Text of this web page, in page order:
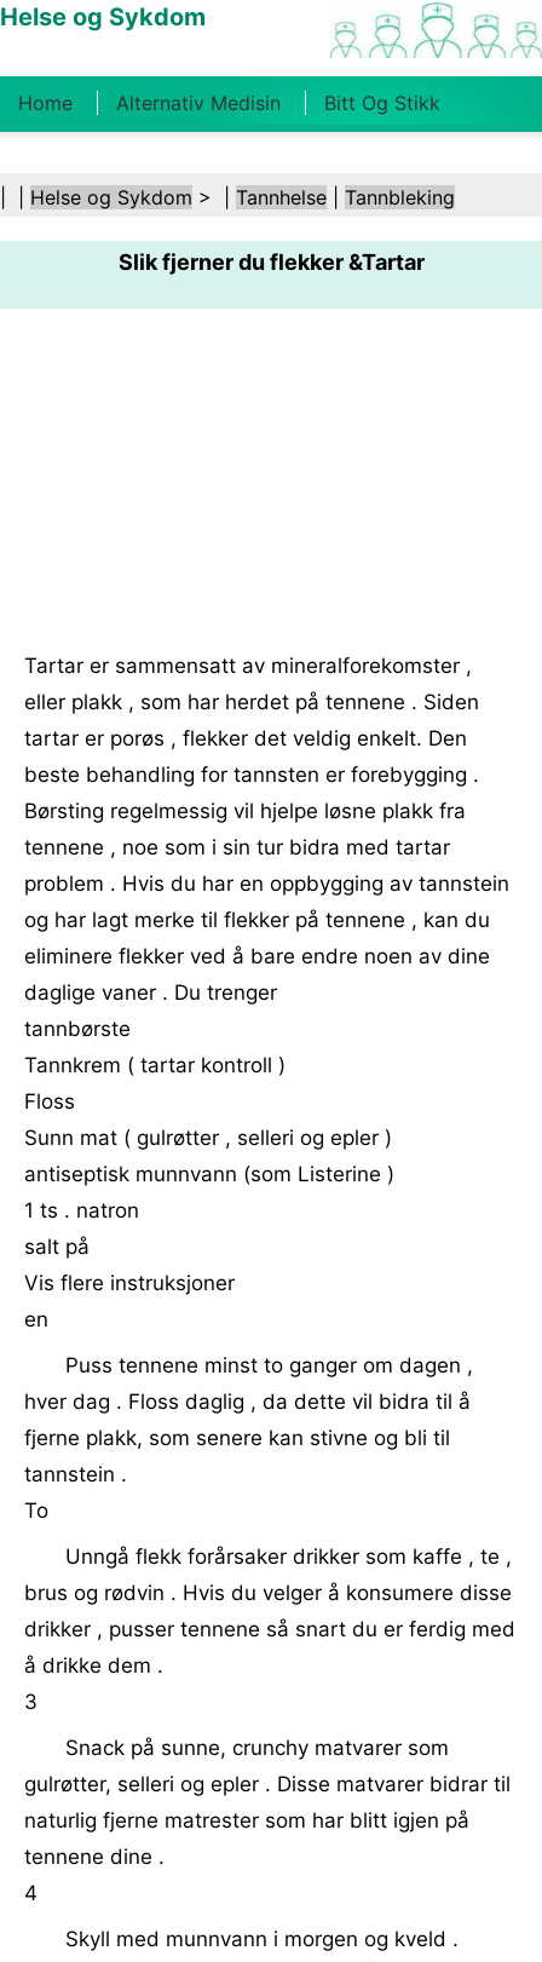
Helse og Sykdom
Home Alternativ Medisin Bitt Og Stikk
Kosthold Og Ernæring Familiehelse
Helsebransjen Psykisk Helse Folkehelse Og
Sikkerhet Kirurgi Og Prosedyrer Helse
Helse og Sykdom > | Tannhelse Tannbleking
Slik fjerner du flekker &Tartar
Tartar er sammensatt av mineralforekomster ,
eller plakk , som har herdet på tennene . Siden
tartar er porøs , flekker det veldig enkelt. Den
beste behandling for tannsten er forebygging .
Børsting regelmessig vil hjelpe løsne plakk fra
tennene , noe som i sin tur bidra med tartar
problem . Hvis du har en oppbygging av tannstein
og har lagt merke til flekker på tennene , kan du
eliminere flekker ved å bare endre noen av dine
daglige vaner . Du trenger
tannbørste
Tannkrem ( tartar kontroll )
Floss
Sunn mat ( gulrøtter , selleri og epler )
antiseptisk munnvann (som Listerine )
1 ts . natron
salt på
Vis flere instruksjoner
en
Puss tennene minst to ganger om dagen ,
hver dag . Floss daglig , da dette vil bidra til å
fjerne plakk, som senere kan stivne og bli til
tannstein .
To
Unngå flekk forårsaker drikker som kaffe , te ,
brus og rødvin . Hvis du velger å konsumere disse
drikker , pusser tennene så snart du er ferdig med
å drikke dem .
3
Snack på sunne, crunchy matvarer som
gulrøtter, selleri og epler . Disse matvarer bidrar til
naturlig fjerne matrester som har blitt igjen på
tennene dine .
4
Skyll med munnvann i morgen og kveld .